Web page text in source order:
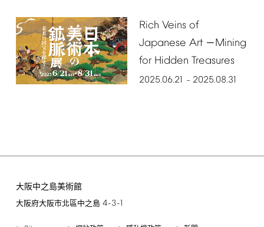
Rich Veins of
Japanese Art－Mining
for Hidden Treasures
2025.06.21 – 2025.08.31
大阪中之島美術館
大阪府大阪市北區中之島 4-3-1